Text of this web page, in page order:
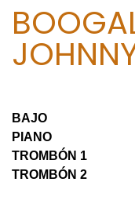
BAJO
PIANO
TROMBÓN 1
TROMBÓN 2